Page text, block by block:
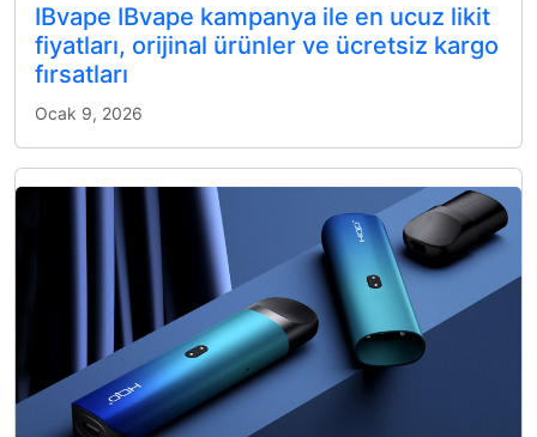
IBvape IBvape kampanya ile en ucuz likit
fiyatları, orijinal ürünler ve ücretsiz kargo
fırsatları
Ocak 9, 2026